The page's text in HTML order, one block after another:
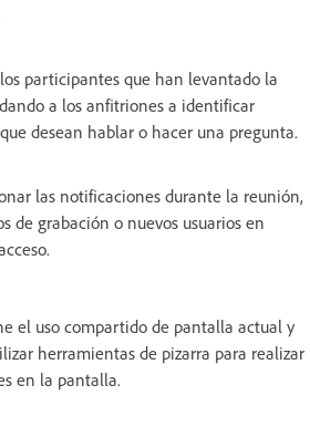
participantes que han levantado la
a los anfitriones a identificar
desean hablar o hacer una pregunta.
las notificaciones durante la reunión,
de grabación o nuevos usuarios en
el uso compartido de pantalla actual y
herramientas de pizarra para realizar
en la pantalla.